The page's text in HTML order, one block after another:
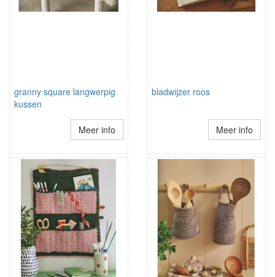
granny square langwerpig
kussen
Meer info
bladwijzer roos
Meer info